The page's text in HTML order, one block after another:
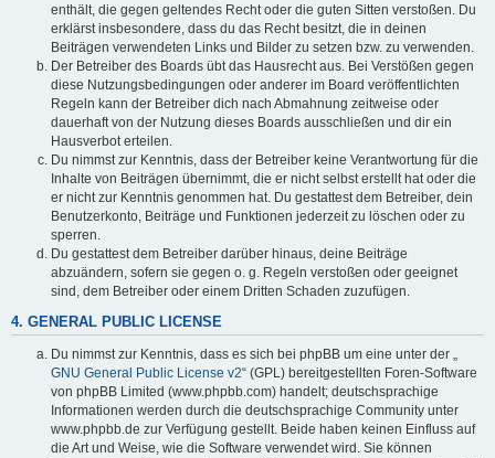
enthält, die gegen geltendes Recht oder die guten Sitten verstoßen. Du
erklärst insbesondere, dass du das Recht besitzt, die in deinen
Beiträgen verwendeten Links und Bilder zu setzen bzw. zu verwenden.
Der Betreiber des Boards übt das Hausrecht aus. Bei Verstößen gegen
diese Nutzungsbedingungen oder anderer im Board veröffentlichten
Regeln kann der Betreiber dich nach Abmahnung zeitweise oder
dauerhaft von der Nutzung dieses Boards ausschließen und dir ein
Hausverbot erteilen.
Du nimmst zur Kenntnis, dass der Betreiber keine Verantwortung für die
Inhalte von Beiträgen übernimmt, die er nicht selbst erstellt hat oder die
er nicht zur Kenntnis genommen hat. Du gestattest dem Betreiber, dein
Benutzerkonto, Beiträge und Funktionen jederzeit zu löschen oder zu
sperren.
Du gestattest dem Betreiber darüber hinaus, deine Beiträge
abzuändern, sofern sie gegen o. g. Regeln verstoßen oder geeignet
sind, dem Betreiber oder einem Dritten Schaden zuzufügen.
4. GENERAL PUBLIC LICENSE
Du nimmst zur Kenntnis, dass es sich bei phpBB um eine unter der „
GNU General Public License v2“ (GPL) bereitgestellten Foren-Software
von phpBB Limited (www.phpbb.com) handelt; deutschsprachige
Informationen werden durch die deutschsprachige Community unter
www.phpbb.de zur Verfügung gestellt. Beide haben keinen Einfluss auf
die Art und Weise, wie die Software verwendet wird. Sie können